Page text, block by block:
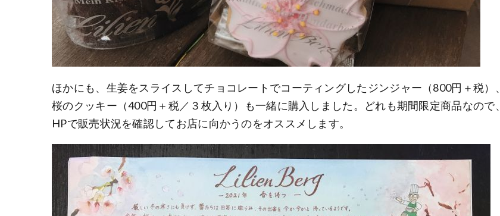
ほかにも、生姜をスライスしてチョコレートでコーティングしたジンジャー（800円＋税）、
桜のクッキー（400円＋税／３枚入り）も一緒に購入しました。どれも期間限定商品なので、
HPで販売状況を確認してお店に向かうのをオススメします。